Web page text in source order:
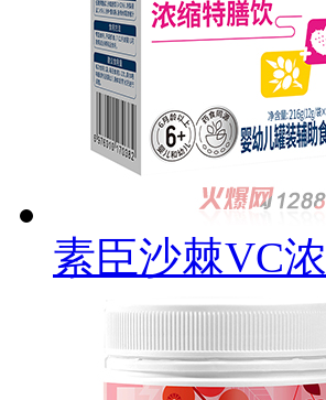
素臣沙棘VC